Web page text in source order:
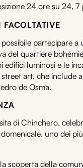
24 ore su 24, 7
possibile partecipare a
del quartiere
edifici luminosi e le
art, che include
de Osma.
di Chinchero,
uno dei
scoperta della